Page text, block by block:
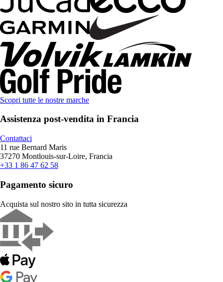
Scopri tutte le nostre marche
Assistenza post-vendita in Francia
Contattaci
11 rue Bernard Maris
37270 Montlouis-sur-Loire, Francia
+33 1 86 47 62 58
Pagamento sicuro
Acquista sul nostro sito in tutta sicurezza